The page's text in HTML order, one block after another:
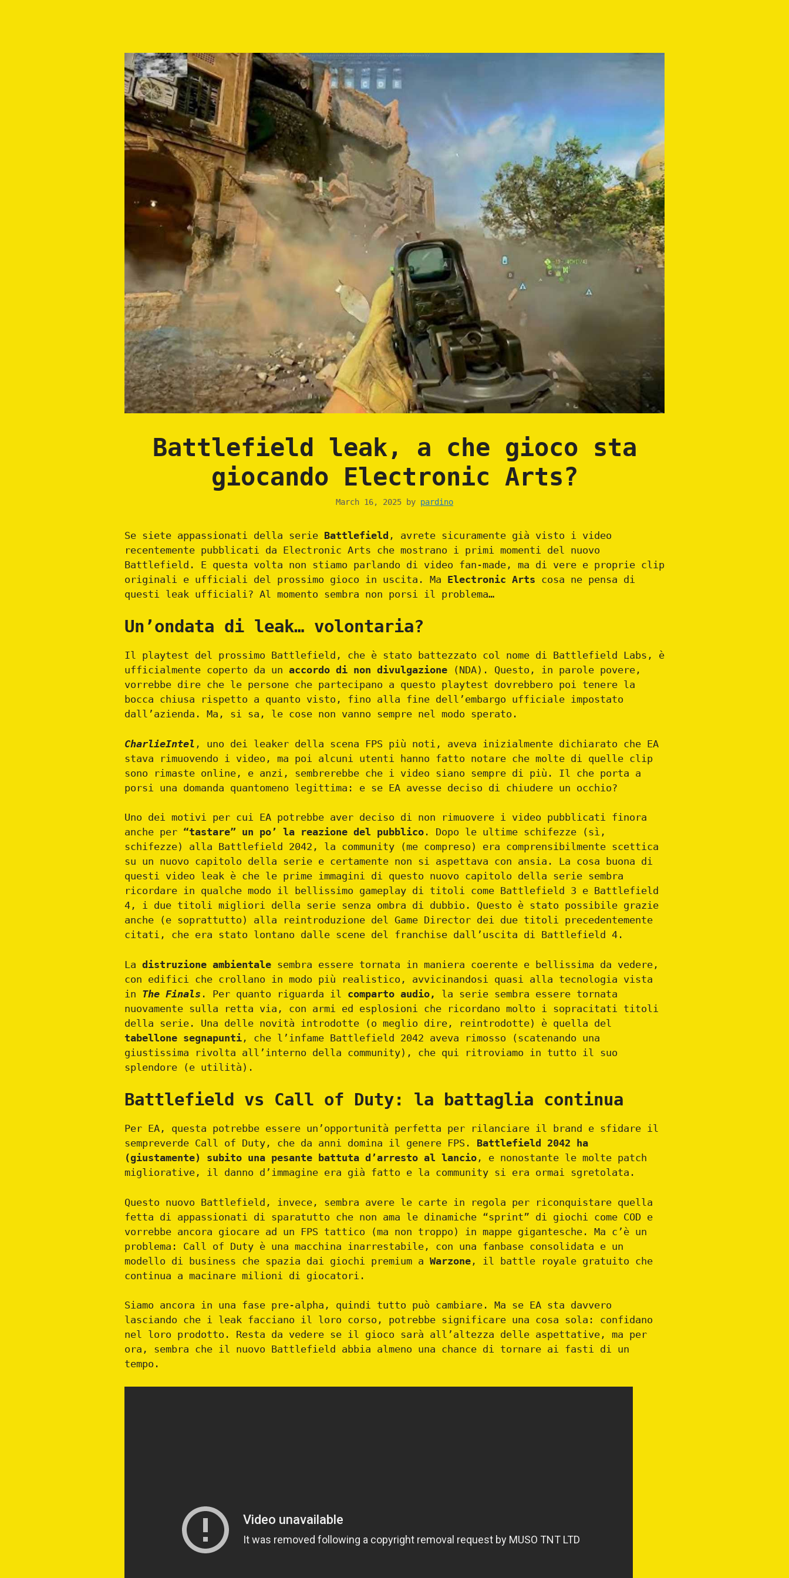
Battlefield leak, a che gioco sta
giocando Electronic Arts?
March 16, 2025 by pardino
Se siete appassionati della serie Battlefield , avrete sicuramente già visto i video
recentemente pubblicati da Electronic Arts che mostrano i primi momenti del nuovo
Battlefield. E questa volta non stiamo parlando di video fan-made, ma di vere e proprie clip
originali e ufficiali del prossimo gioco in uscita. Ma Electronic Arts cosa ne pensa di
questi leak ufficiali? Al momento sembra non porsi il problema…
Un’ondata di leak… volontaria?
Il playtest del prossimo Battlefield, che è stato battezzato col nome di Battlefield Labs, è
ufficialmente coperto da un accordo di non divulgazione (NDA). Questo, in parole povere,
vorrebbe dire che le persone che partecipano a questo playtest dovrebbero poi tenere la
bocca chiusa rispetto a quanto visto, fino alla fine dell’embargo ufficiale impostato
dall’azienda. Ma, si sa, le cose non vanno sempre nel modo sperato.
CharlieIntel , uno dei leaker della scena FPS più noti, aveva inizialmente dichiarato che EA
stava rimuovendo i video, ma poi alcuni utenti hanno fatto notare che molte di quelle clip
sono rimaste online, e anzi, sembrerebbe che i video siano sempre di più. Il che porta a
porsi una domanda quantomeno legittima: e se EA avesse deciso di chiudere un occhio?
Uno dei motivi per cui EA potrebbe aver deciso di non rimuovere i video pubblicati finora
anche per “tastare” un po’ la reazione del pubblico . Dopo le ultime schifezze (sì,
schifezze) alla Battlefield 2042, la community (me compreso) era comprensibilmente scettica
su un nuovo capitolo della serie e certamente non si aspettava con ansia. La cosa buona di
questi video leak è che le prime immagini di questo nuovo capitolo della serie sembra
ricordare in qualche modo il bellissimo gameplay di titoli come Battlefield 3 e Battlefield
4, i due titoli migliori della serie senza ombra di dubbio. Questo è stato possibile grazie
anche (e soprattutto) alla reintroduzione del Game Director dei due titoli precedentemente
citati, che era stato lontano dalle scene del franchise dall’uscita di Battlefield 4.
La distruzione ambientale sembra essere tornata in maniera coerente e bellissima da vedere,
con edifici che crollano in modo più realistico, avvicinandosi quasi alla tecnologia vista
in The Finals . Per quanto riguarda il comparto audio,
la serie sembra essere tornata
nuovamente sulla retta via, con armi ed esplosioni che ricordano molto i sopracitati titoli
della serie. Una delle novità introdotte (o meglio dire, reintrodotte) è quella del
tabellone segnapunti , che l’infame Battlefield 2042 aveva rimosso (scatenando una
giustissima rivolta all’interno della community), che qui ritroviamo in tutto il suo
splendore (e utilità).
Battlefield vs Call of Duty: la battaglia continua
Per EA, questa potrebbe essere un’opportunità perfetta per rilanciare il brand e sfidare il
sempreverde Call of Duty, che da anni domina il genere FPS. Battlefield 2042 ha
(giustamente) subito una pesante battuta d’arresto al lancio , e nonostante le molte patch
migliorative, il danno d’immagine era già fatto e la community si era ormai sgretolata.
Questo nuovo Battlefield, invece, sembra avere le carte in regola per riconquistare quella
fetta di appassionati di sparatutto che non ama le dinamiche “sprint” di giochi come COD e
vorrebbe ancora giocare ad un FPS tattico (ma non troppo) in mappe gigantesche. Ma c’è un
problema: Call of Duty è una macchina inarrestabile, con una fanbase consolidata e un
modello di business che spazia dai giochi premium a Warzone , il battle royale gratuito che
continua a macinare milioni di giocatori.
Siamo ancora in una fase pre-alpha, quindi tutto può cambiare. Ma se EA sta davvero
lasciando che i leak facciano il loro corso, potrebbe significare una cosa sola: confidano
nel loro prodotto. Resta da vedere se il gioco sarà all’altezza delle aspettative, ma per
ora, sembra che il nuovo Battlefield abbia almeno una chance di tornare ai fasti di un
tempo.